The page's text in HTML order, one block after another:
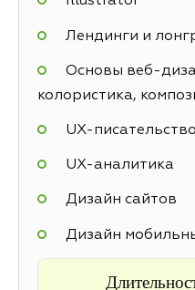
Лендинги и
Основы веб-
колористика,
UX-писательство
UX-аналитика
Дизайн сайтов
Дизайн